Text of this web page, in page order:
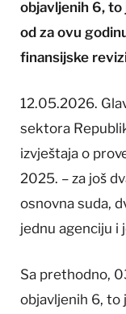
objavljenih 6, to
od za ovu
finansijske
12.05.2026.
sektora
izvještaja o
2025. – za još
osnovna suda,
jednu agenciju i
Sa prethodno,
objavljenih 6, to